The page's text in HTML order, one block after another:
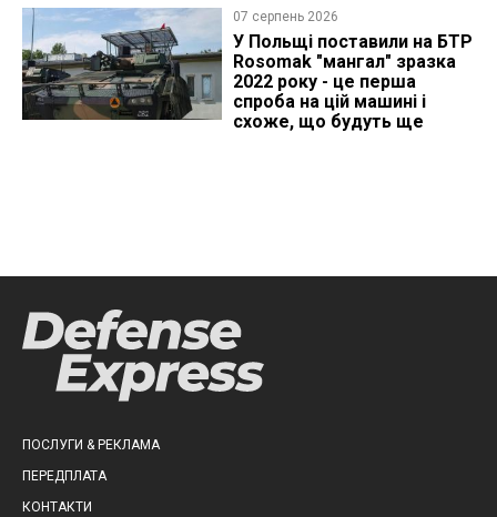
07 серпень 2026
У Польщі поставили на БТР
Rosomak "мангал" зразка
2022 року - це перша
спроба на цій машині і
схоже, що будуть ще
ПОСЛУГИ & РЕКЛАМА
ПЕРЕДПЛАТА
КОНТАКТИ